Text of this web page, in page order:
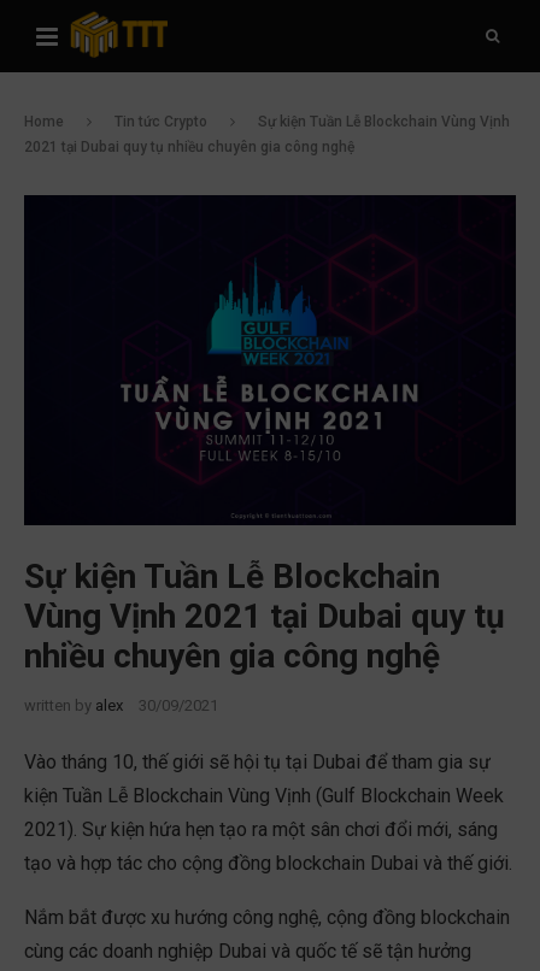
Home Tin tức Crypto
Sự kiện Tuần Lễ Blockchain Vùng Vịnh
2021 tại Dubai quy tụ nhiều chuyên gia công nghệ
Sự kiện Tuần Lễ Blockchain
Vùng Vịnh 2021 tại Dubai quy tụ
nhiều chuyên gia công nghệ
written by alex 30/09/2021
Vào tháng 10, thế giới sẽ hội tụ tại Dubai để tham gia sự
kiện Tuần Lễ Blockchain Vùng Vịnh (Gulf Blockchain Week
2021). Sự kiện hứa hẹn tạo ra một sân chơi đổi mới, sáng
tạo và hợp tác cho cộng đồng blockchain Dubai và thế giới.
Nắm bắt được xu hướng công nghệ, cộng đồng blockchain
cùng các doanh nghiệp Dubai và quốc tế sẽ tận hưởng